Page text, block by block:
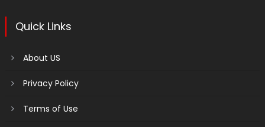
Quick Links
About US
Privacy Policy
Terms of Use